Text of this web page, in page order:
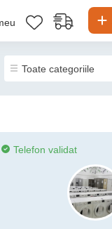
Telefon validat